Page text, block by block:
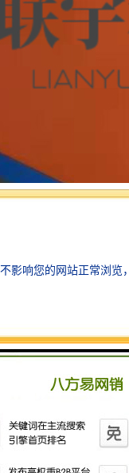
撕开导布,点击进
“0”。开动机
时停机，把导布